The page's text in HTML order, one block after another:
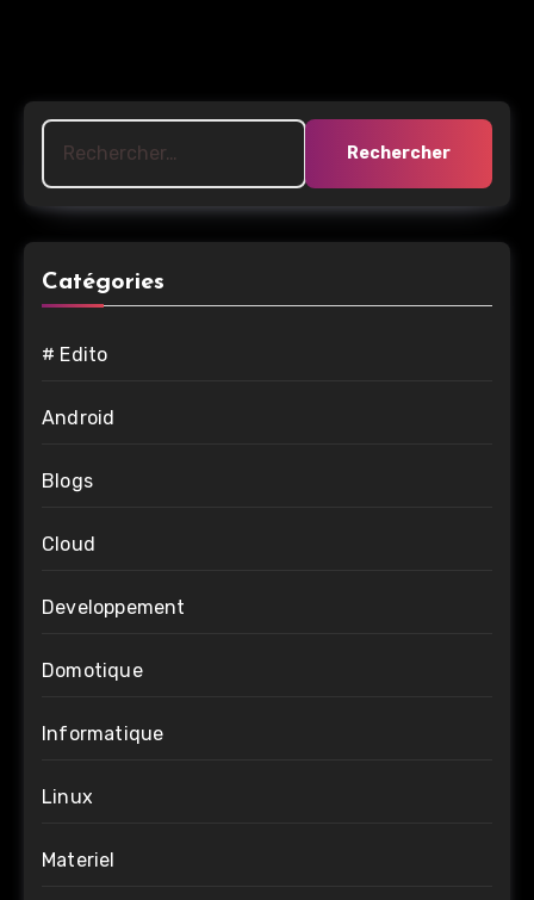
Rechercher :
Catégories
# Edito
Android
Blogs
Cloud
Developpement
Domotique
Informatique
Linux
Materiel